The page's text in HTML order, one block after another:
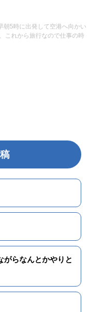
朝5時に出発して空港へ向かい
これから旅行なので仕事の時
がらなんとかやりと